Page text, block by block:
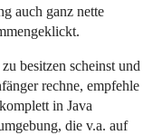
auch ganz nette
besitzen scheinst und
rechne, empfehle
in Java
die v.a. auf